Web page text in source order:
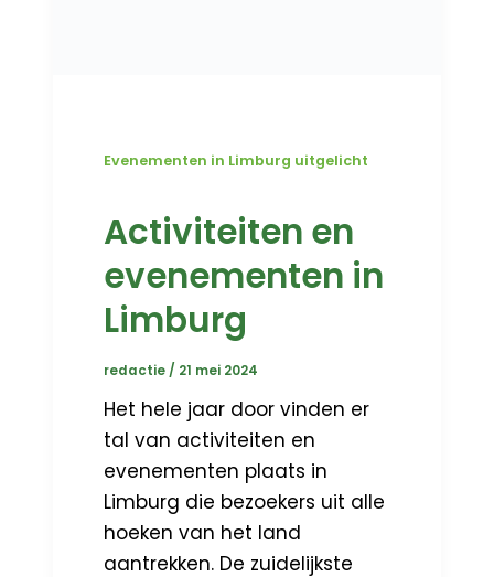
Evenementen in Limburg uitgelicht
Activiteiten en
evenementen in
Limburg
redactie/ 21 mei 2024
Het hele jaar door vinden er
tal van activiteiten en
evenementen plaats in
Limburg die bezoekers uit alle
hoeken van het land
aantrekken. De zuidelijkste